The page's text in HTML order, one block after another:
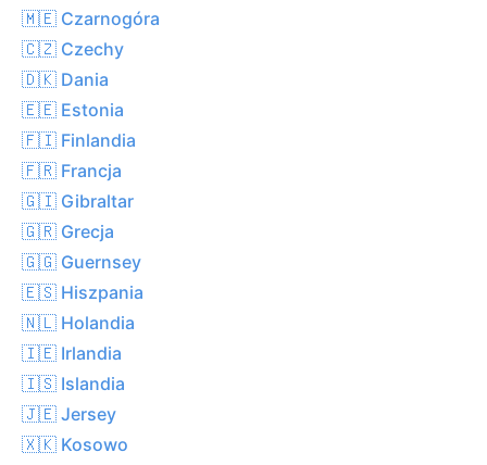
🇲🇪 Czarnogóra
🇨🇿 Czechy
🇩🇰 Dania
🇪🇪 Estonia
🇫🇮 Finlandia
🇫🇷 Francja
🇬🇮 Gibraltar
🇬🇷 Grecja
🇬🇬 Guernsey
🇪🇸 Hiszpania
🇳🇱 Holandia
🇮🇪 Irlandia
🇮🇸 Islandia
🇯🇪 Jersey
🇽🇰 Kosowo